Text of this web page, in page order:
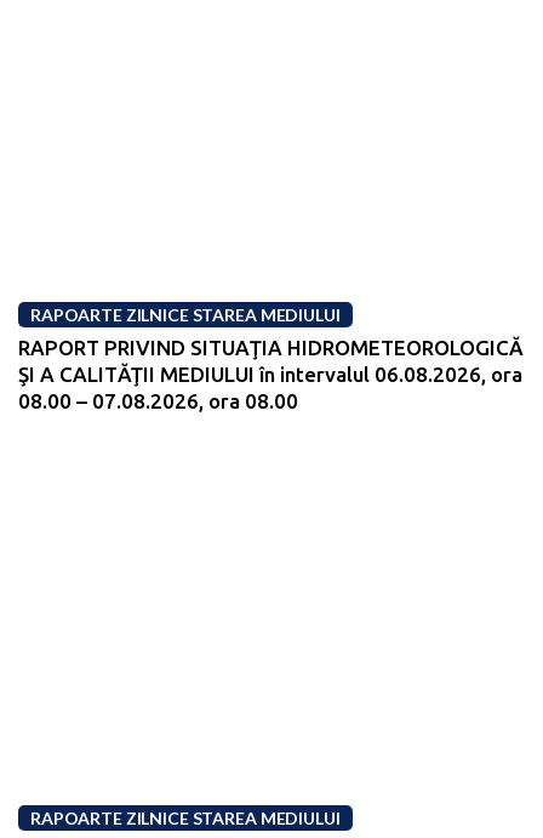
RAPOARTE ZILNICE STAREA MEDIULUI
RAPORT PRIVIND SITUAŢIA HIDROMETEOROLOGICĂ
ŞI A CALITĂŢII MEDIULUI în intervalul 06.08.2026, ora
08.00 – 07.08.2026, ora 08.00
RAPOARTE ZILNICE STAREA MEDIULUI